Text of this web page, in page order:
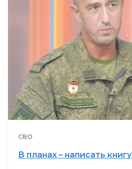
СВО
В планах – написать книгу